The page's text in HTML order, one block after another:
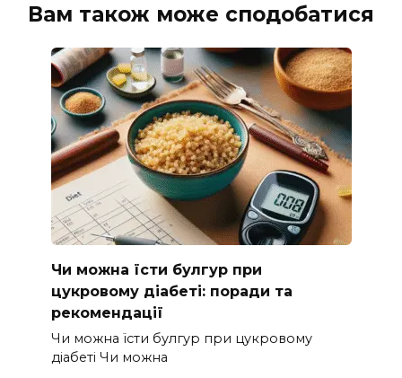
Вам також може сподобатися
Чи можна їсти булгур при
цукровому діабеті: поради та
рекомендації
Чи можна їсти булгур при цукровому
діабеті Чи можна